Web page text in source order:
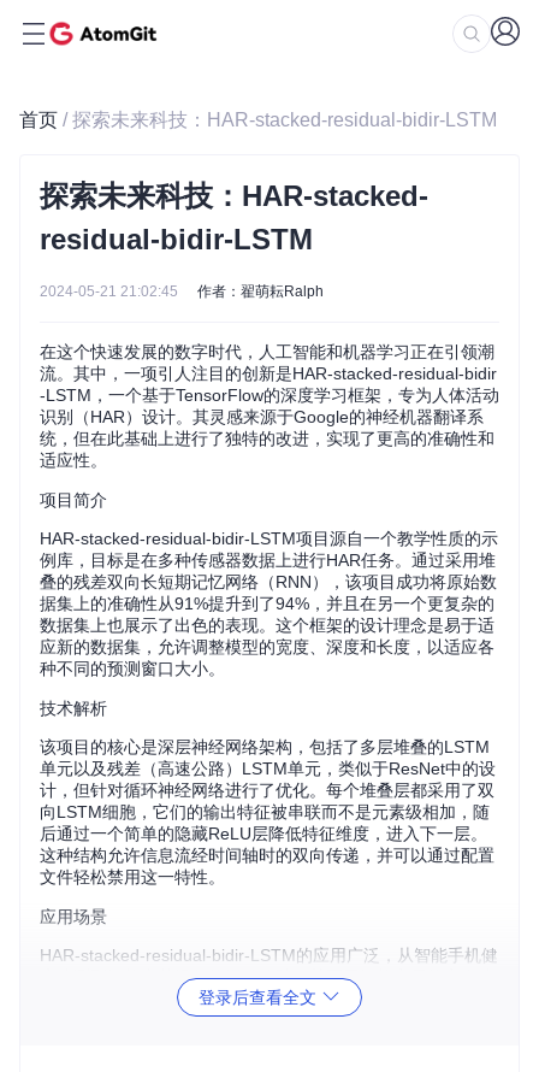
首页 / 探索未来科技：HAR-stacked-residual-bidir-LSTM
探索未来科技：HAR-stacked-
residual-bidir-LSTM
2024-05-21 21:02:45 作者：翟萌耘Ralph
在这个快速发展的数字时代，人工智能和机器学习正在引领潮
流。其中，一项引人注目的创新是HAR-stacked-residual-bidir
-LSTM，一个基于TensorFlow的深度学习框架，专为人体活动
识别（HAR）设计。其灵感来源于Google的神经机器翻译系
统，但在此基础上进行了独特的改进，实现了更高的准确性和
适应性。
项目简介
HAR-stacked-residual-bidir-LSTM项目源自一个教学性质的示
例库，目标是在多种传感器数据上进行HAR任务。通过采用堆
叠的残差双向长短期记忆网络（RNN），该项目成功将原始数
据集上的准确性从91%提升到了94%，并且在另一个更复杂的
数据集上也展示了出色的表现。这个框架的设计理念是易于适
应新的数据集，允许调整模型的宽度、深度和长度，以适应各
种不同的预测窗口大小。
技术解析
该项目的核心是深层神经网络架构，包括了多层堆叠的LSTM
单元以及残差（高速公路）LSTM单元，类似于ResNet中的设
计，但针对循环神经网络进行了优化。每个堆叠层都采用了双
向LSTM细胞，它们的输出特征被串联而不是元素级相加，随
后通过一个简单的隐藏ReLU层降低特征维度，进入下一层。
这种结构允许信息流经时间轴时的双向传递，并可以通过配置
文件轻松禁用这一特性。
应用场景
HAR-stacked-residual-bidir-LSTM的应用广泛，从智能手机健
康监测到智能穿戴设备的运动追踪，甚至于智能家居的安全监
控，都可以看到它的身影。通过对不同人体活动的精确识别，
该技术可以实现智能健身教练、老年护理服务，甚至是智能家
登录后查看全文